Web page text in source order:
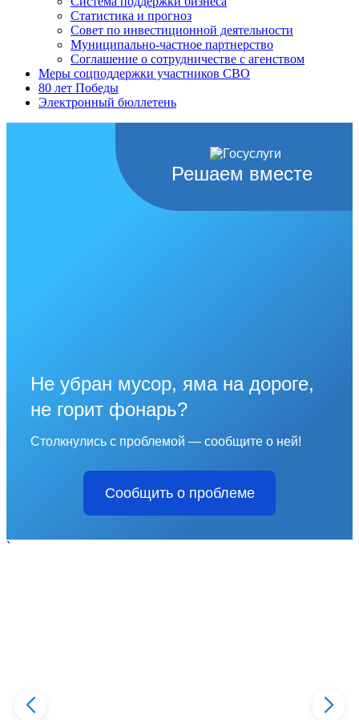
Статистика и прогноз
Совет по инвестиционной деятельности
Муниципально-частное партнерство
Соглашение о сотрудничестве с агенством
Меры соцподдержки участников СВО
80 лет Победы
Электронный бюллетень
Решаем вместе
Не убран мусор, яма на дороге,
не горит фонарь?
Столкнулись с проблемой — сообщите о ней!
Сообщить о проблеме
`